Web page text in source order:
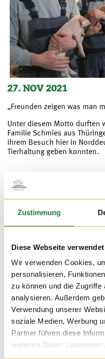
Zustimmung
Diese Webseite
Wir verwenden Cookies,
personalisieren,
zu können und die
analysieren. Außerdem
Verwendung unserer
soziale Medien, Werbung
Partner führen diese
weiteren Daten
27. NOV 2021
„Freunden zeigen was man
Unter diesem Motto durften
Familie Schmies aus
ihrem Besuch hier in
Tierhaltung geben konnten.